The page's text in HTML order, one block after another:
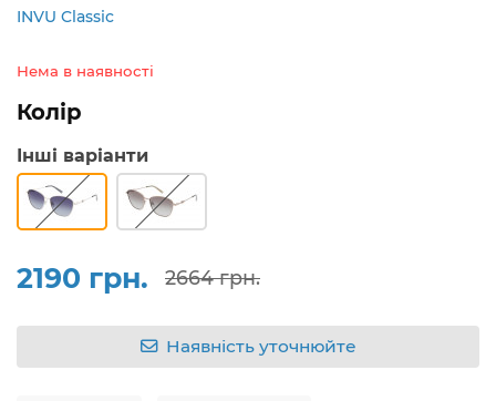
INVU Classic
Нема в наявності
Колір
Інші варіанти
2190 грн. 2664 грн.
Наявність уточнюйте